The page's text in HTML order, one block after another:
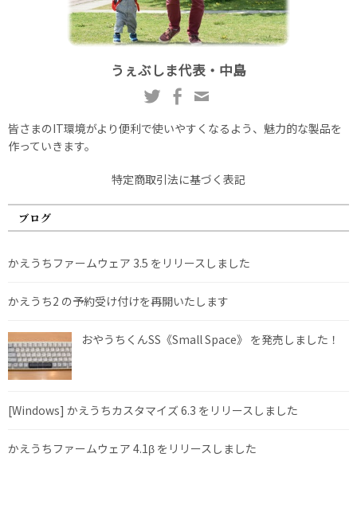
うぇぶしま代表・中島
皆さまのIT環境がより便利で使いやすくなるよう、魅力的な製品を
作っていきます。
特定商取引法に基づく表記
ブログ
かえうちファームウェア 3.5 をリリースしました
かえうち2 の予約受け付けを再開いたします
おやうちくんSS《Small Space》 を発売しました！
[Windows] かえうちカスタマイズ 6.3 をリリースしました
かえうちファームウェア 4.1β をリリースしました